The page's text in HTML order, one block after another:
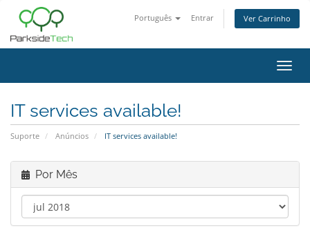
Português Entrar Ver Carrinho
IT services available!
Suporte Anúncios IT services available!
Por Mês